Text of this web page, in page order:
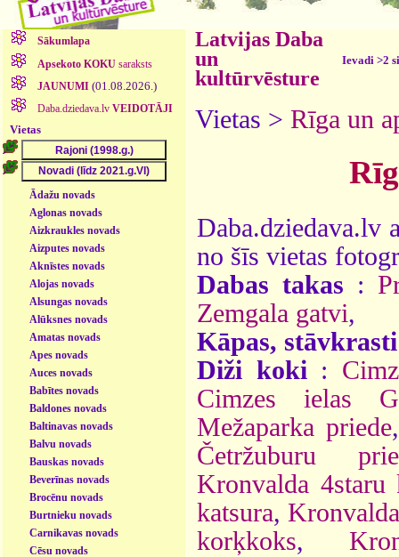
Sākumlapa
Apsekoto KOKUsaraksts
JAUNUMI (01.08.2026.)
Daba.dziedava.lv VEIDOTĀJI
Vietas
Ādažu novads
Aglonas novads
Aizkraukles novads
Aizputes novads
Aknīstes novads
Alojas novads
Alsungas novads
Alūksnes novads
Amatas novads
Apes novads
Auces novads
Babītes novads
Baldones novads
Baltinavas novads
Balvu novads
Bauskas novads
Beverīnas novads
Brocēnu novads
Burtnieku novads
Carnikavas novads
Cēsu novads
Latvijas Daba
un
kultūrvēsture
Ievadi >2
Vietas > Rīga un
Daba.dziedava.lv
no šīs vietas
Dabas takas :
Zemgala gatvi,
Kāpas, stāvkrasti
Diži koki :
Cimzes ielas
Mežaparka priede
Četržuburu
Kronvalda 4staru
katsura,
korķkoks,